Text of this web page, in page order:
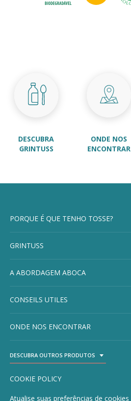
DESCUBRA
GRINTUSS
ONDE NOS
ENCONTRAR
PORQUE É QUE TENHO TOSSE?
GRINTUSS
A ABORDAGEM ABOCA
CONSEILS UTILES
ONDE NOS ENCONTRAR
DESCUBRA OUTROS PRODUTOS
COOKIE POLICY
Atualise suas preferências de cookies